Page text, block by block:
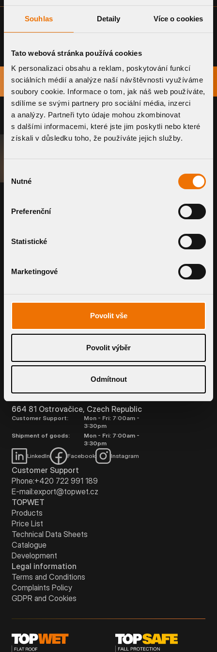
Souhlas Detaily Více o cookies
Tato webová stránka používá cookies
K personalizaci obsahu a reklam, poskytování funkcí
sociálních médií a analýze naší návštěvnosti využíváme
soubory cookie. Informace o tom, jak náš web používáte,
sdílíme se svými partnery pro sociální média, inzerci
a analýzy. Partneři tyto údaje mohou zkombinovat
s dalšími informacemi, které jste jim poskytli nebo které
získali v důsledku toho, že používáte jejich služby.
souhlasu
Nutné
Preferenční
Statistické
Marketingové
Povolit vše
Povolit výběr
Odmítnout
TITLE
REQUEST A SYSTEM
Use our smart tools to calculate price
Náměstí Viléma Mrštíka 62
664 81 Ostrovačice, Czech Republic
Customer Support:
Mon - Fri: 7:00am -
3:30pm
Shipment of goods:
Mon - Fri: 7:00am -
3:30pm
LinkedIn
Facebook Instagram
Customer Support
Phone:+420 722 991 189
E-mail:export@topwet.cz
TOPWET
Products
Price List
Technical Data Sheets
Catalogue
Development
Legal information
Terms and Conditions
Complaints Policy
GDPR and Cookies